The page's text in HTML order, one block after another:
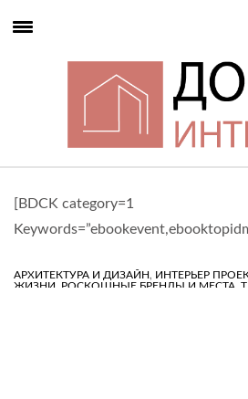
[BDCK category=1
АРХИТЕКТУРА И ДИЗАЙН, ИНТЕРЬЕР
ЖИЗНИ
РОСКОШНЫЕ БРЕНДЫ И МЕСТА